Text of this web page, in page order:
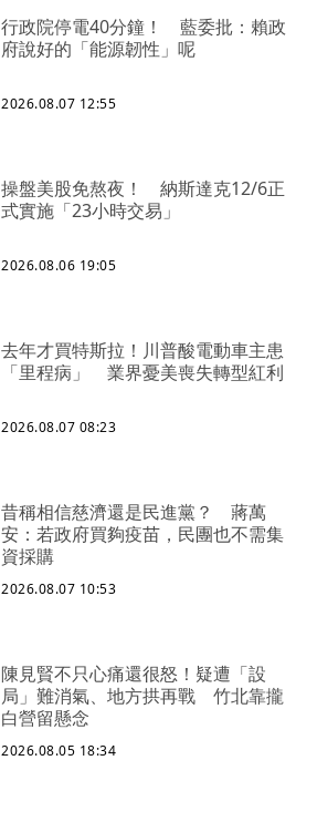
行政院停電40分鐘！ 藍委批：賴政
府說好的「能源韌性」呢
2026.08.07 12:55
操盤美股免熬夜！ 納斯達克12/6正
式實施「23小時交易」
2026.08.06 19:05
去年才買特斯拉！川普酸電動車主患
「里程病」 業界憂美喪失轉型紅利
2026.08.07 08:23
昔稱相信慈濟還是民進黨？ 蔣萬
安：若政府買夠疫苗，民團也不需集
資採購
2026.08.07 10:53
陳見賢不只心痛還很怒！疑遭「設
局」難消氣、地方拱再戰 竹北靠攏
白營留懸念
2026.08.05 18:34